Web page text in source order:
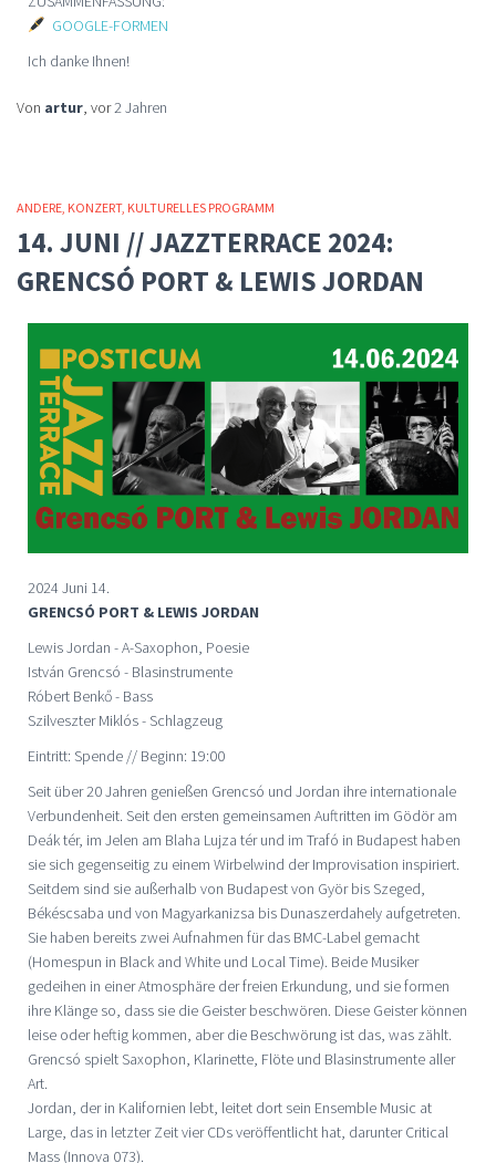
GOOGLE-FORMEN
Ich danke Ihnen!
Von artur, vor2 Jahren
ANDERE KONZERT KULTURELLES PROGRAMM
14. JUNI // JAZZTERRACE 2024:
GRENCSÓ PORT & LEWIS JORDAN
2024 Juni 14.
GRENCSÓ PORT & LEWIS JORDAN
Lewis Jordan - A-Saxophon, Poesie
István Grencsó - Blasinstrumente
Róbert Benkő - Bass
Szilveszter Miklós - Schlagzeug
Eintritt: Spende // Beginn: 19:00
Seit über 20 Jahren genießen Grencsó und Jordan ihre internationale
Verbundenheit. Seit den ersten gemeinsamen Auftritten im Gödör am
Deák tér, im Jelen am Blaha Lujza tér und im Trafó in Budapest haben
sie sich gegenseitig zu einem Wirbelwind der Improvisation inspiriert.
Seitdem sind sie außerhalb von Budapest von Györ bis Szeged,
Békéscsaba und von Magyarkanizsa bis Dunaszerdahely aufgetreten.
Sie haben bereits zwei Aufnahmen für das BMC-Label gemacht
(Homespun in Black and White und Local Time). Beide Musiker
gedeihen in einer Atmosphäre der freien Erkundung, und sie formen
ihre Klänge so, dass sie die Geister beschwören. Diese Geister können
leise oder heftig kommen, aber die Beschwörung ist das, was zählt.
Grencsó spielt Saxophon, Klarinette, Flöte und Blasinstrumente aller
Art.
Jordan, der in Kalifornien lebt, leitet dort sein Ensemble Music at
Large, das in letzter Zeit vier CDs veröffentlicht hat, darunter Critical
Mass (Innova 073).